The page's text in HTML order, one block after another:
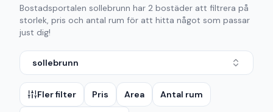
Bostadsportalen sollebrunn har 2 bostäder att filtrera på
storlek, pris och antal rum för att hitta något som passar
just dig!
sollebrunn
Fler filter Pris Area Antal rum